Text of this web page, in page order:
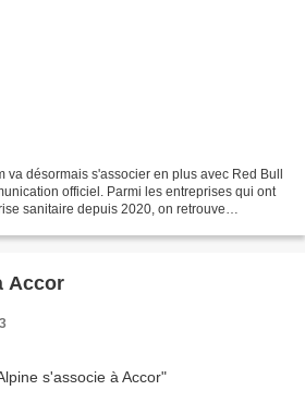
va désormais s'associer en plus avec Red Bull
officiel. Parmi les entreprises qui ont
sanitaire depuis 2020, on retrouve
Accor